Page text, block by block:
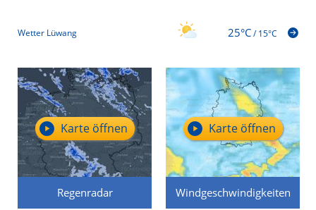
Wetter Lüwang 25°C/15°C
Regenradar
Karte öffnen
Windgeschwindigkeiten
Karte öffnen